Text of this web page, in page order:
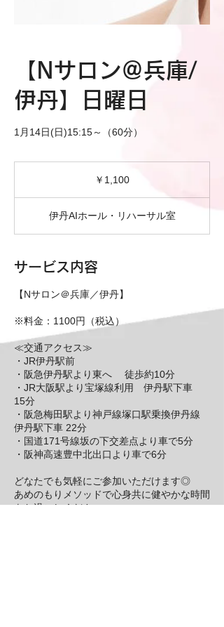
【Nサロン＠兵庫/
伊丹】日曜日
1月14日(日)15:15～（60分）
￥1,100
伊丹AIホール・リハーサル室
サービス内容
【Nサロン＠兵庫／伊丹】
※料金：1100円（税込）
≪交通アクセス≫
・JR伊丹駅前
・阪急伊丹駅より東へ 徒歩約10分
・JR大阪駅より宝塚線利用 伊丹駅下車
15分
・阪急梅田駅より神戸線塚口駅乗換伊丹線
伊丹駅下車 22分
・国道171号線坂の下交差点より車で5分
・阪神高速豊中北出口より車で6分
どなたでも気軽にご参加いただけます◎
あめのもりメソッドで心身共に健やかな時間
をお過ごしください。